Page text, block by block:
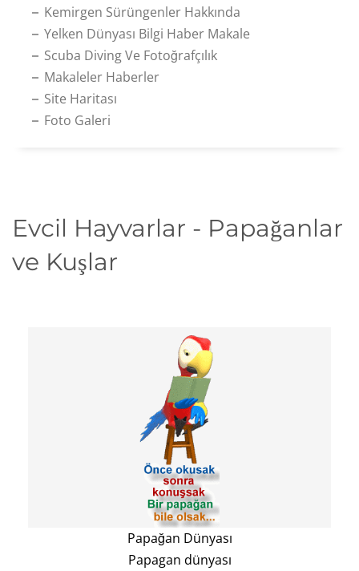
Kemirgen Sürüngenler Hakkında
Yelken Dünyası Bilgi Haber Makale
Scuba Diving Ve Fotoğrafçılık
Makaleler Haberler
Site Haritası
Foto Galeri
Evcil Hayvarlar - Papağanlar
ve Kuşlar
Papağan Dünyası
Papagan dünyası